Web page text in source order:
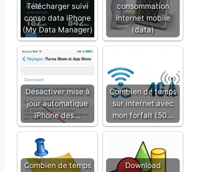
Télécharger suivi
conso data iPhone
(My Data Manager)
consommation
Internet mobile
(data)
Désactiver mise à
jour automatique
iPhone des…
Combien de temps
sur internet avec
mon forfait (50…
Combien de temps
Download